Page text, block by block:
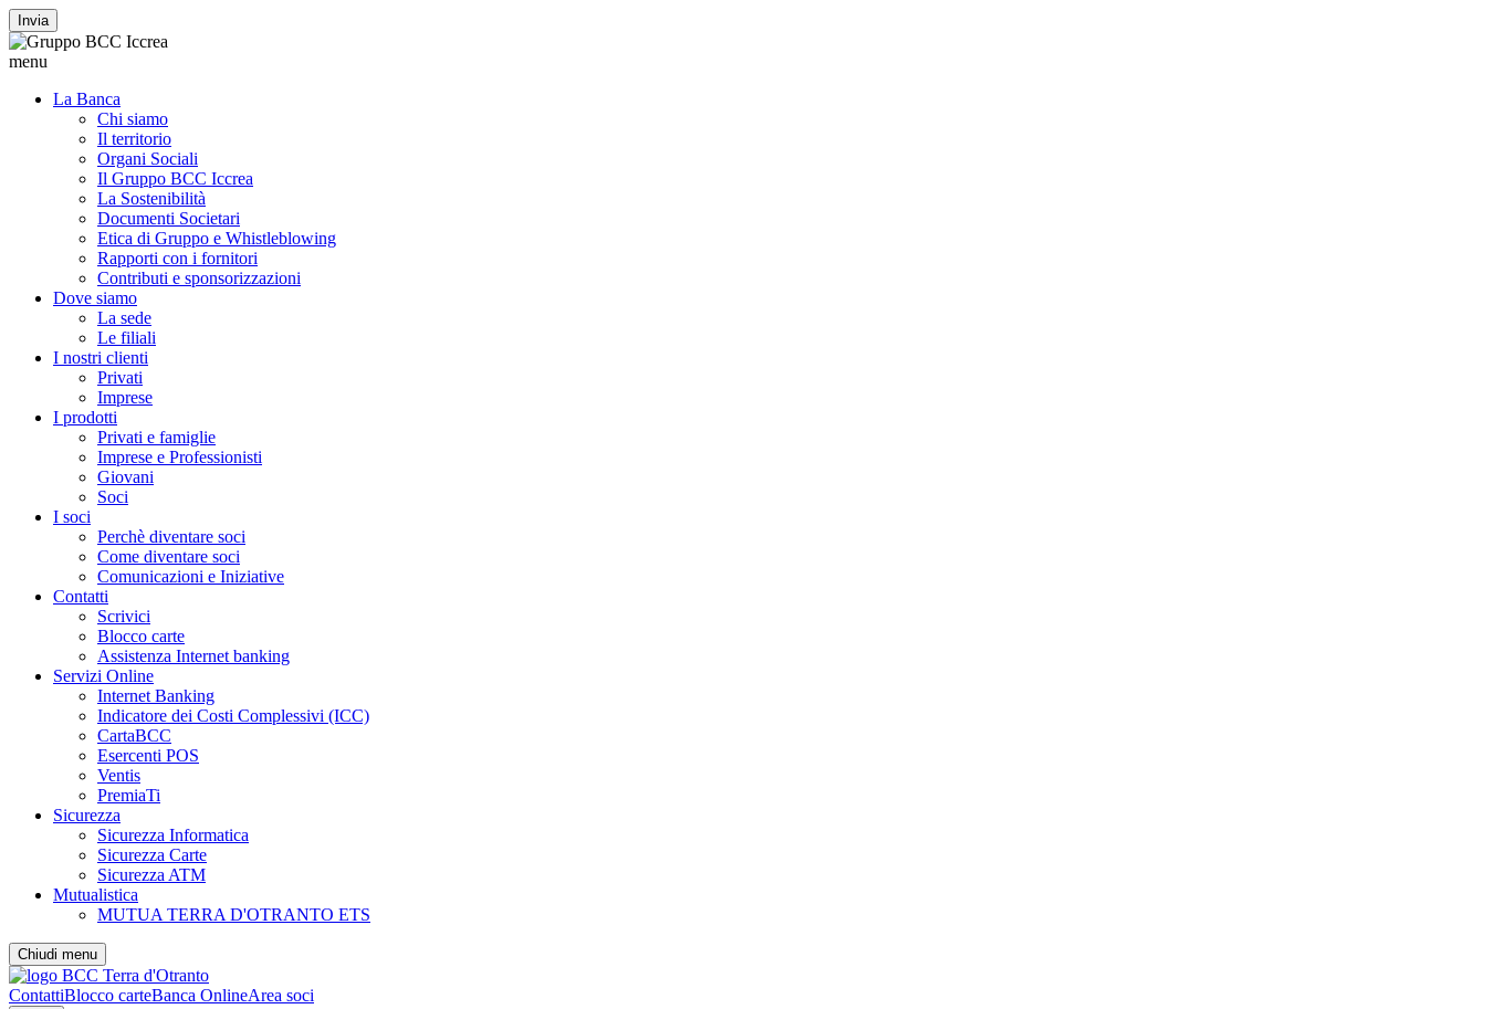
Invia
menu
La Banca
Chi siamo
Il territorio
Organi Sociali
Il Gruppo BCC Iccrea
La Sostenibilità
Documenti Societari
Etica di Gruppo e Whistleblowing
Rapporti con i fornitori
Contributi e sponsorizzazioni
Dove siamo
La sede
Le filiali
I nostri clienti
Privati
Imprese
I prodotti
Privati e famiglie
Imprese e Professionisti
Giovani
Soci
I soci
Perchè diventare soci
Come diventare soci
Comunicazioni e Iniziative
Contatti
Scrivici
Blocco carte
Assistenza Internet banking
Servizi Online
Internet Banking
Indicatore dei Costi Complessivi (ICC)
CartaBCC
Esercenti POS
Ventis
PremiaTi
Sicurezza
Sicurezza Informatica
Sicurezza Carte
Sicurezza ATM
Mutualistica
MUTUA TERRA D'OTRANTO ETS
Chiudi menu
ContattiBlocco carteBanca OnlineArea soci